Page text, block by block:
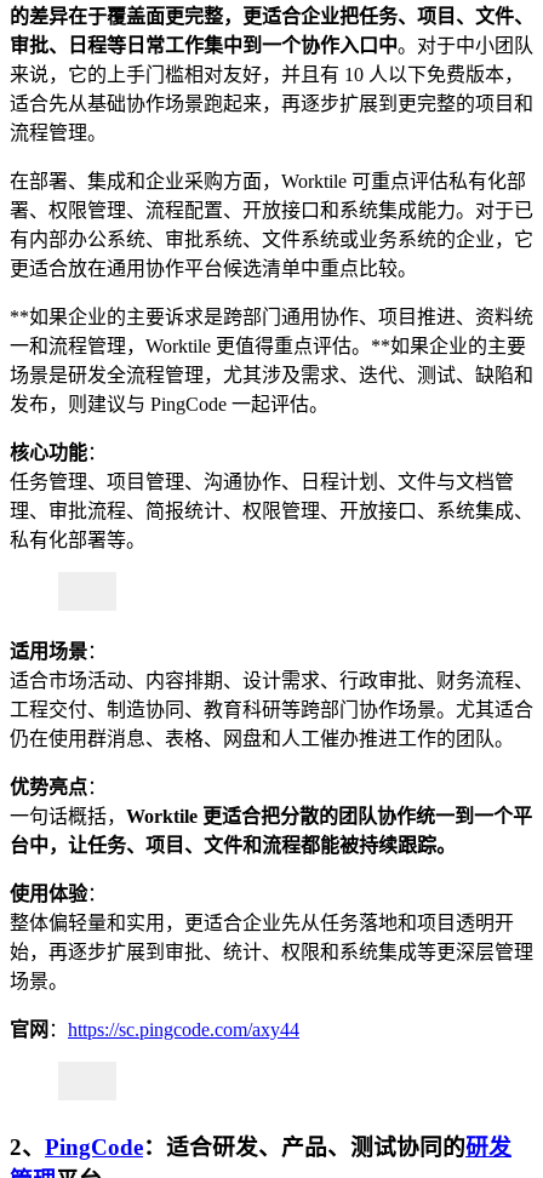
的差异在于覆盖面更完整，更适合企业把任务、项目、文件、
审批、日程等日常工作集中到一个协作入口中。对于中小团队
来说，它的上手门槛相对友好，并且有 10 人以下免费版本，
适合先从基础协作场景跑起来，再逐步扩展到更完整的项目和
流程管理。
在部署、集成和企业采购方面，Worktile 可重点评估私有化部
署、权限管理、流程配置、开放接口和系统集成能力。对于已
有内部办公系统、审批系统、文件系统或业务系统的企业，它
更适合放在通用协作平台候选清单中重点比较。
**如果企业的主要诉求是跨部门通用协作、项目推进、资料统
一和流程管理，Worktile 更值得重点评估。**如果企业的主要
场景是研发全流程管理，尤其涉及需求、迭代、测试、缺陷和
发布，则建议与 PingCode 一起评估。
核心功能：
任务管理、项目管理、沟通协作、日程计划、文件与文档管
理、审批流程、简报统计、权限管理、开放接口、系统集成、
私有化部署等。
适用场景：
适合市场活动、内容排期、设计需求、行政审批、财务流程、
工程交付、制造协同、教育科研等跨部门协作场景。尤其适合
仍在使用群消息、表格、网盘和人工催办推进工作的团队。
优势亮点：
一句话概括， Worktile 更适合把分散的团队协作统一到一个平
台中，让任务、项目、文件和流程都能被持续跟踪。
使用体验：
整体偏轻量和实用，更适合企业先从任务落地和项目透明开
始，再逐步扩展到审批、统计、权限和系统集成等更深层管理
场景。
官网 ： https://sc.pingcode.com/axy44
2、 PingCode：适合研发、产品、测试协同的研发